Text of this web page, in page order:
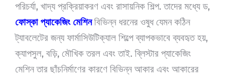
পরিচর্যা, খাদ্য প্রক্রিয়াকরণ এবং রাসায়নিক শিল্প. তাদের মধ্যে ড,
ফোস্কা প্যাকেজিং মেশিনবিভিন্ন ধরনের ওষুধ যেমন কঠিন
ট্যাবলেটের জন্য ফার্মাসিউটিক্যাল শিল্পে ব্যাপকভাবে ব্যবহৃত হয়,
ক্যাপসুল, বড়ি, মৌখিক তরল এবং তাই. ব্লিস্টার প্যাকেজিং
মেশিন তার ছাঁচনির্মাণের কারণে বিভিন্ন আকার এবং আকারের